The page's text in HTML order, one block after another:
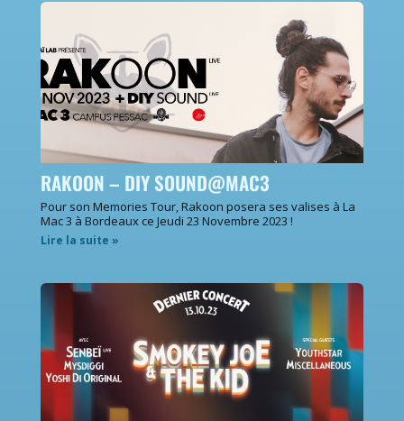
RAKOON – DIY SOUND@MAC3
Pour son Memories Tour, Rakoon posera ses valises à La
Mac 3 à Bordeaux ce Jeudi 23 Novembre 2023 !
Lire la suite »